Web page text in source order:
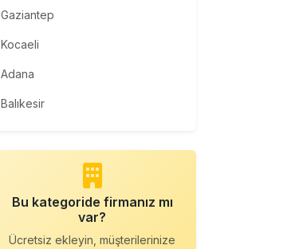
Gaziantep
Kocaeli
Adana
Balıkesir
Bu kategoride firmanız mı
var?
Ücretsiz ekleyin, müşterilerinize